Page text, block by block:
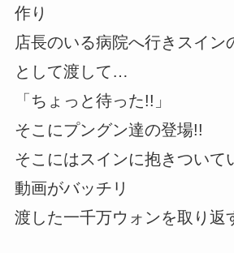
作り
店長のいる病院へ行きスイン
として渡して…
「ちょっと待った!!」
そこにプングン達の登場!!
そこにはスインに抱きついて
動画がバッチリ
渡した一千万ウォンを取り返